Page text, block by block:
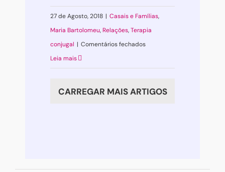
27 de Agosto, 2018 | Casais e Famílias,
Maria Bartolomeu, Relações,Terapia
conjugal | Comentários fechadosem
Leia mais
CARREGAR MAIS ARTIGOS